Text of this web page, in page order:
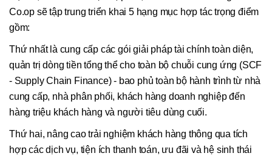
Co.op sẽ tập trung triển khai 5 hạng mục hợp tác trọng điểm
gồm:
Thứ nhất là cung cấp các gói giải pháp tài chính toàn diện,
quản trị dòng tiền tổng thể cho toàn bộ chuỗi cung ứng (SCF
- Supply Chain Finance) - bao phủ toàn bộ hành trình từ nhà
cung cấp, nhà phân phối, khách hàng doanh nghiệp đến
hàng triệu khách hàng và người tiêu dùng cuối.
Thứ hai, nâng cao trải nghiệm khách hàng thông qua tích
hợp các dịch vụ, tiện ích thanh toán, ưu đãi và hệ sinh thái